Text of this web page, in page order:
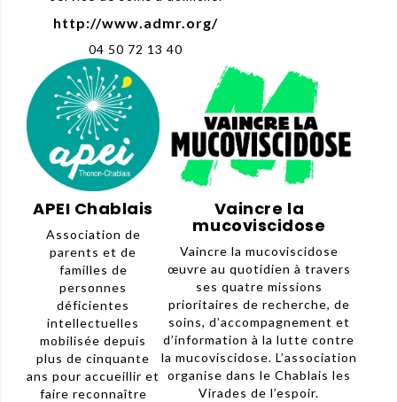
http://www.admr.org/
04 50 72 13 40
APEI Chablais
Association de
parents et de
familles de
personnes
déficientes
intellectuelles
mobilisée depuis
plus de cinquante
ans pour accueillir et
faire reconnaître
Vaincre la
mucoviscidose
Vaincre la mucoviscidose
œuvre au quotidien à travers
ses quatre missions
prioritaires de recherche, de
soins, d’accompagnement et
d’information à la lutte contre
la mucoviscidose. L’association
organise dans le Chablais les
Virades de l’espoir.